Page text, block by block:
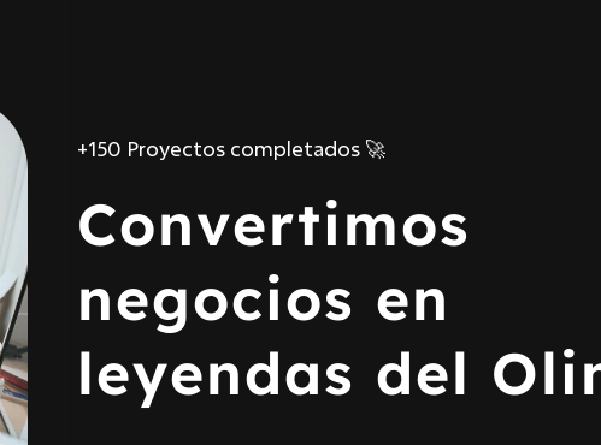
⭐⭐⭐⭐⭐ Relación a largo plazo
Convertimos
negocios en
leyendas del